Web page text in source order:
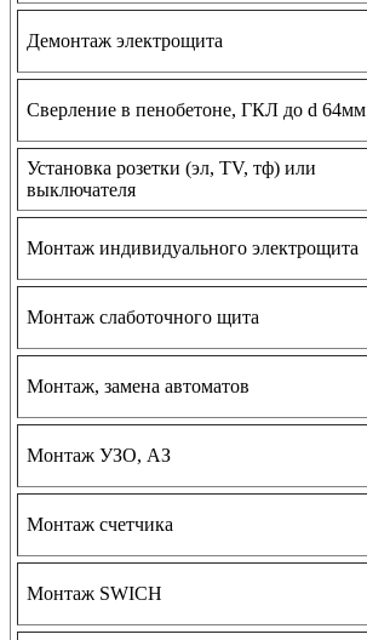
Демонтаж электрощита
Сверление в пенобетоне, ГКЛ до d 64мм
Установка розетки (эл, TV, тф) или
выключателя
Монтаж индивидуального электрощита
Монтаж слаботочного щита
Монтаж, замена автоматов
Монтаж УЗО, АЗ
Монтаж счетчика
Монтаж SWICH